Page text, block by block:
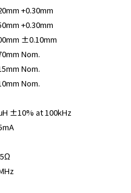
+0.30mm
+0.30mm
±0.10mm
Nom.
Nom.
Nom.
±10% at 100kHz